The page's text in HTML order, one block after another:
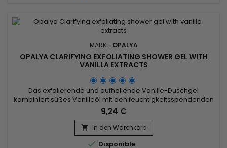
MARKE: OPALYA
OPALYA CLARIFYING EXFOLIATING SHOWER GEL WITH
VANILLA EXTRACTS
Das exfolierende und aufhellende Vanille-Duschgel
kombiniert süßes Vanilleöl mit den feuchtigkeitsspendenden
und pflegenden Eigenschaften von Glycerin für glatte und
strahlende Haut. Angereichert mit Maispulver und
Aprikosenkernen, peelt es sanft und entfernt abgestorbene
Hautzellen und Unreinheiten, während es die Hautstruktur
verfeinert....
9,24 €
 In den Warenkorb
 Disponible